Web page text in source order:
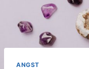
ANGST